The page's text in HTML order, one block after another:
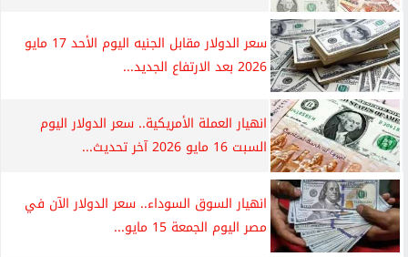
سعر الدولار مقابل الجنيه اليوم الأحد 17 مايو
2026 بعد الارتفاع الجديد...
انهيار العملة الأمريكية.. سعر الدولار اليوم
السبت 16 مايو 2026 آخر تحديث...
انهيار السوق السوداء.. سعر الدولار الآن في
مصر اليوم الجمعة 15 مايو...